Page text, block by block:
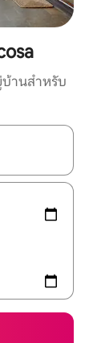
านสำหรับ
ลการค้นหา